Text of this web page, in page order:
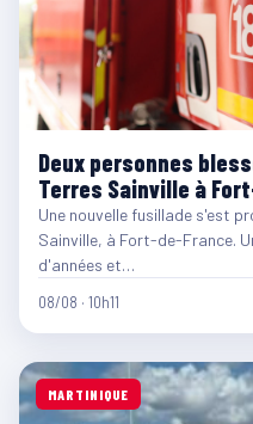
Deux personnes
Terres Sainville à
Une nouvelle fusillade s'est
Sainville, à Fort-de-France.
d'années et…
08/08 · 10h11
MARTINIQUE